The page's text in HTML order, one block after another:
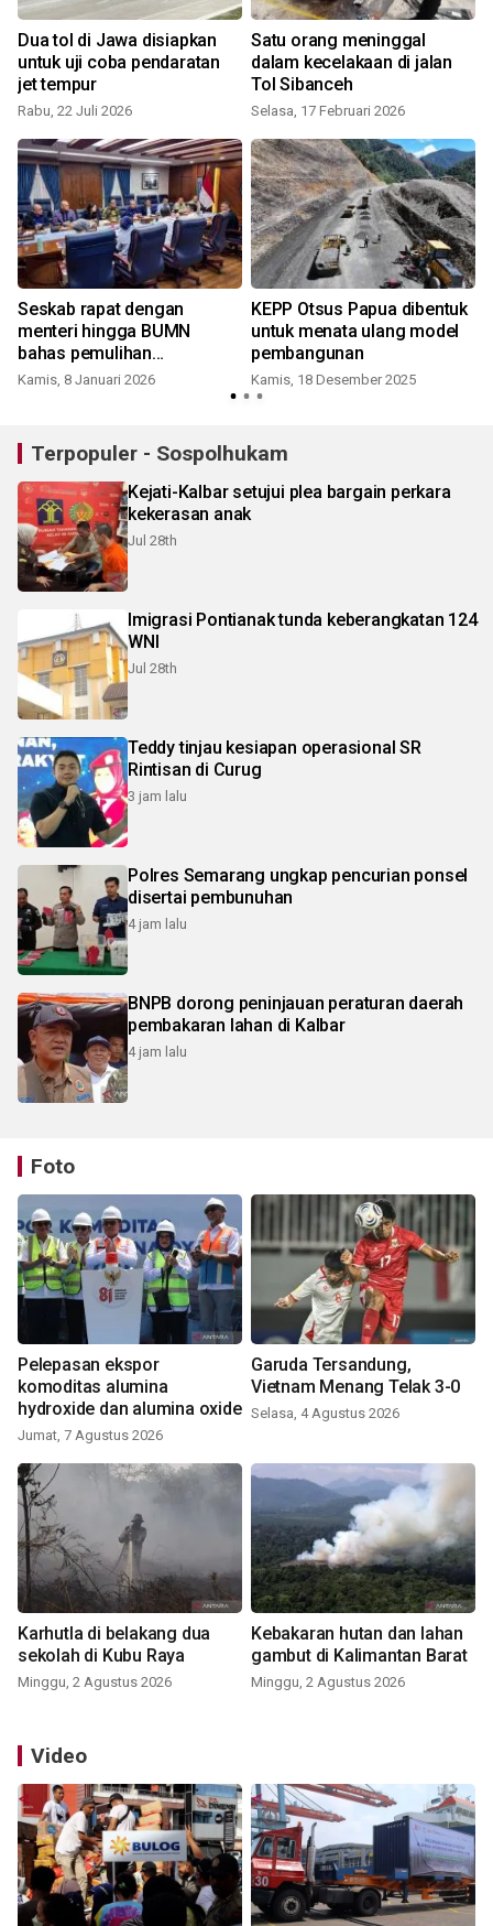
Dua tol di Jawa disiapkan
untuk uji coba pendaratan
jet tempur
Rabu, 22 Juli 2026
Satu orang meninggal
dalam kecelakaan di jalan
Tol Sibanceh
Selasa, 17 Februari 2026
Seskab rapat dengan
menteri hingga BUMN
bahas pemulihan
pascabencana
Kamis, 8 Januari 2026
KEPP Otsus Papua dibentuk
untuk menata ulang model
pembangunan
Kamis, 18 Desember 2025
Terpopuler - Sospolhukam
Kejati-Kalbar setujui plea bargain perkara
kekerasan anak
Jul 28th
Imigrasi Pontianak tunda keberangkatan 124
WNI
Jul 28th
Teddy tinjau kesiapan operasional SR
Rintisan di Curug
3 jam lalu
Polres Semarang ungkap pencurian ponsel
disertai pembunuhan
4 jam lalu
BNPB dorong peninjauan peraturan daerah
pembakaran lahan di Kalbar
4 jam lalu
Foto
Pelepasan ekspor
komoditas alumina
hydroxide dan alumina oxide
Jumat, 7 Agustus 2026
Garuda Tersandung,
Vietnam Menang Telak 3-0
Selasa, 4 Agustus 2026
Karhutla di belakang dua
sekolah di Kubu Raya
Minggu, 2 Agustus 2026
Kebakaran hutan dan lahan
gambut di Kalimantan Barat
Minggu, 2 Agustus 2026
Video